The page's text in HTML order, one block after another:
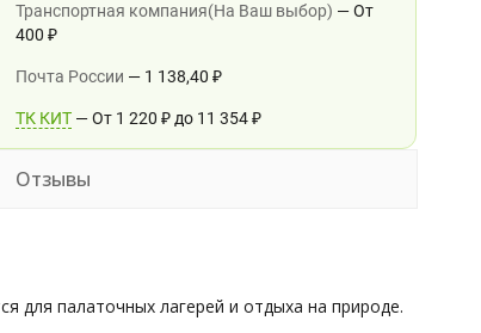
Транспортная компания(На Ваш выбор)
От
400₽
Почта России 1 138,40₽
ТК КИТ От 1 220₽ до 11 354₽
Отзывы
для палаточных лагерей и отдыха на природе.